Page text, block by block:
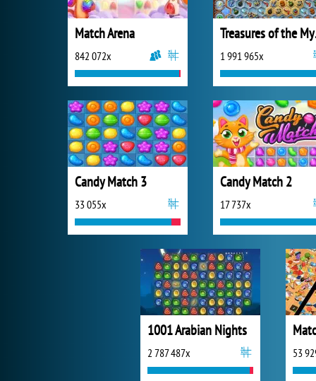
Match Arena
842 072x 1 991 965x
Candy Match 3
33 055x
Candy Match 2
17 737x
1001 Arabian Nights
2 787 487x 53